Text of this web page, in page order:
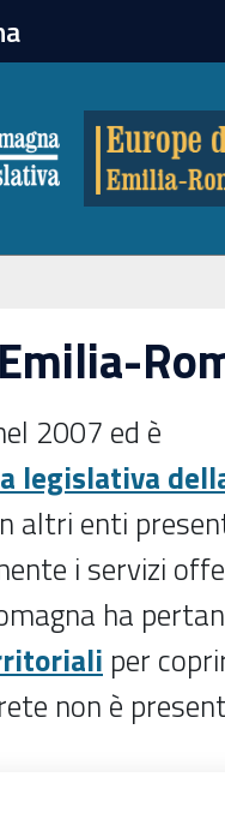
2007 ed è
legislativa
altri enti
i servizi
ha
per
non è